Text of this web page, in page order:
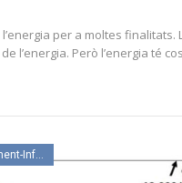
per a moltes finalitats.
l’energia. Però l’energia té
Assaig-Pensament-Informació